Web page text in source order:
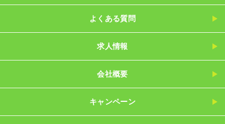
よくある質問
求人情報
会社概要
キャンペーン